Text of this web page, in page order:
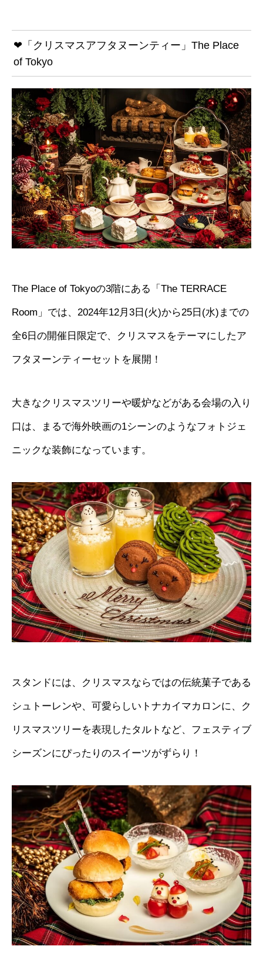
❤「クリスマスアフタヌーンティー」The Place
of Tokyo
The Place of Tokyoの3階にある「The TERRACE
Room」では、2024年12月3日(火)から25日(水)までの
全6日の開催日限定で、クリスマスをテーマにしたア
フタヌーンティーセットを展開！
大きなクリスマスツリーや暖炉などがある会場の入り
口は、まるで海外映画の1シーンのようなフォトジェ
ニックな装飾になっています。
スタンドには、クリスマスならではの伝統菓子である
シュトーレンや、可愛らしいトナカイマカロンに、ク
リスマスツリーを表現したタルトなど、フェスティブ
シーズンにぴったりのスイーツがずらり！